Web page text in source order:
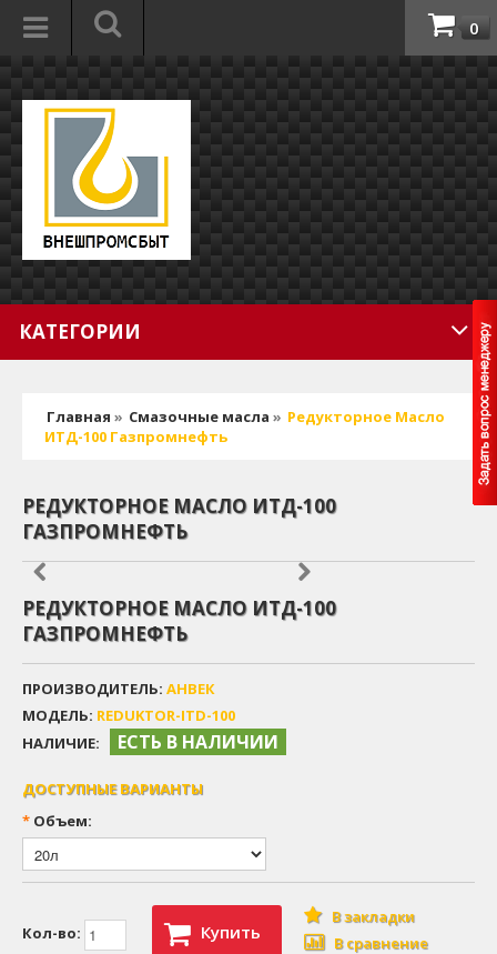
0
КАТЕГОРИИ
Главная » Смазочные масла » Редукторное Масло
ИТД-100 Газпромнефть
РЕДУКТОРНОЕ МАСЛО ИТД-100
ГАЗПРОМНЕФТЬ
РЕДУКТОРНОЕ МАСЛО ИТД-100
ГАЗПРОМНЕФТЬ
ПРОИЗВОДИТЕЛЬ: АНВЕК
МОДЕЛЬ: REDUKTOR-ITD-100
НАЛИЧИЕ:
ЕСТЬ В НАЛИЧИИ
ДОСТУПНЫЕ ВАРИАНТЫ
* Объем:
Кол-во: Купить
В закладки
В сравнение